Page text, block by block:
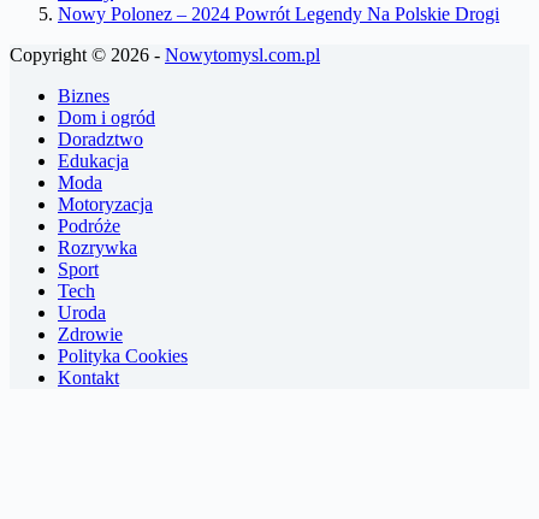
Nowy Polonez – 2024 Powrót Legendy Na Polskie Drogi
Copyright © 2026 - Nowytomysl.com.pl
Biznes
Dom i ogród
Doradztwo
Edukacja
Moda
Motoryzacja
Podróże
Rozrywka
Sport
Tech
Uroda
Zdrowie
Polityka Cookies
Kontakt